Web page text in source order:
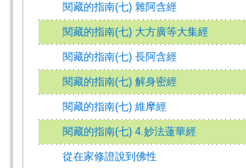
閱藏的指南(七) 雜阿含經
閱藏的指南(七) 大方廣等大集經
閱藏的指南(七) 長阿含經
閱藏的指南(七) 解身密經
閱藏的指南(七) 維摩經
閱藏的指南(七) 4.妙法蓮華經
從在家修證說到佛性